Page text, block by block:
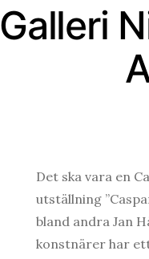
Galleri
Det ska vara en
utställning
bland andra Jan
konstnärer har